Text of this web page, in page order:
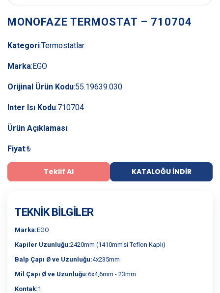
MONOFAZE TERMOSTAT – 710704
Kategori:Termostatlar
Marka: EGO
Orijinal Ürün Kodu:55.19639.030
Inter Isı Kodu:710704
Ürün Açıklaması:
Fiyat:₺
Teklif Al KATALOĞU İNDIR
TEKNIK BILGILER
Marka:EGO
Kapiler Uzunluğu:2420mm (1410mm'si Teflon Kaplı)
Balp Çapı Ø ve Uzunluğu:4x235mm
Mil Çapı Ø ve Uzunluğu:6x4,6mm - 23mm
Kontak:1